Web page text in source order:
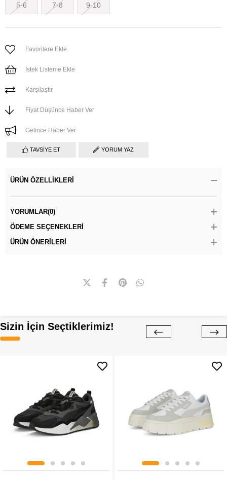
5-6 7-8 9-10
Favorilere Ekle
İstek Listeme Ekle
Karşılaştır
Fiyat Düşünce Haber Ver
Gelince Haber Ver
TAVSIYE ET YORUM YAZ
ÜRÜN ÖZELLIKLERI
YORUMLAR(0)
ÖDEME SEÇENEKLERI
ÜRÜN ÖNERILERI
Sizin İçin Seçtiklerimiz!